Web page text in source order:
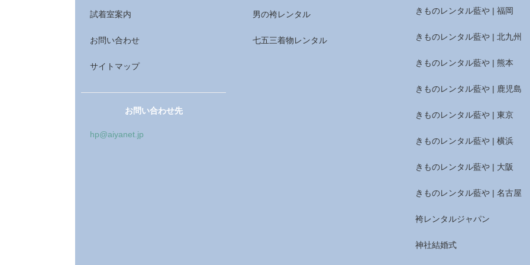
試着室案内
お問い合わせ
サイトマップ
お問い合わせ先
hp@aiyanet.jp
男の袴レンタル
七五三着物レンタル
きものレンタル藍や | 福岡
きものレンタル藍や | 北九州
きものレンタル藍や | 熊本
きものレンタル藍や | 鹿児島
きものレンタル藍や | 東京
きものレンタル藍や | 横浜
きものレンタル藍や | 大阪
きものレンタル藍や | 名古屋
袴レンタルジャパン
神社結婚式